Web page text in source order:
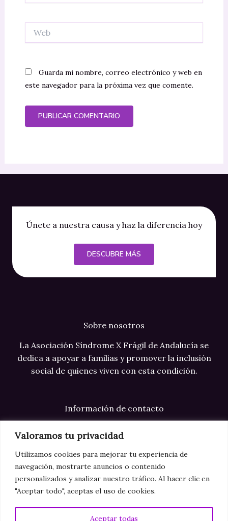
Valoramos tu privacidad
Utilizamos cookies para mejorar tu experiencia de
navegación, mostrarte anuncios o contenido
personalizados y analizar nuestro tráfico. Al hacer clic en
"Aceptar todo", aceptas el uso de cookies.
Aceptar todas
Guarda mi nombre, correo electrónico y web en
este navegador para la próxima vez que comente.
Únete a nuestra causa y haz la diferencia hoy
DESCUBRE MÁS
Sobre nosotros
La Asociación Síndrome X Frágil de Andalucía se
dedica a apoyar a familias y promover la inclusión
social de quienes viven con esta condición.
Información de contacto
Correo electrónico: info@xfragilandalucia.com
Teléfono: +34 123 123 123
Dirección: Sevilla
Aviso legal